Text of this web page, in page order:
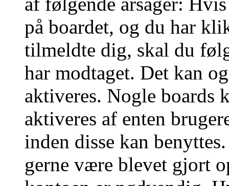
på boardet, og du har
tilmeldte dig, skal du
har modtaget. Det kan
aktiveres. Nogle boards
aktiveres af enten
inden disse kan
gerne være blevet gjort